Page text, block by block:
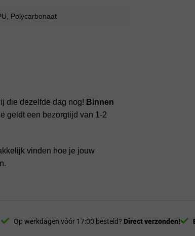
Polycarbonaat
die dezelfde dag nog! Binnen
geldt een bezorgtijd van 1-2
vinden hoe je jouw
Op werkdagen vóór 17:00 besteld? Direct verzonden!